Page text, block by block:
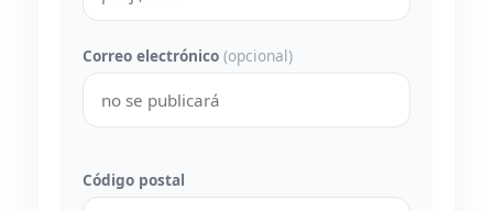
Correo electrónico (opcional)
Código postal